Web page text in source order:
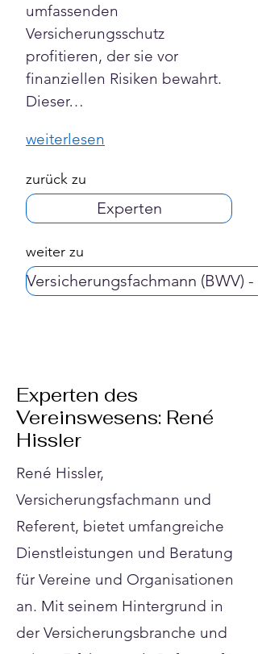
umfassenden
Versicherungsschutz
profitieren, der sie vor
finanziellen Risiken bewahrt.
Dieser…
weiterlesen
zurück zu
Experten
weiter zu
Versicherungsfachmann (BWV) -
Experten des
Vereinswesens: René
Hissler
René Hissler,
Versicherungsfachmann und
Referent, bietet umfangreiche
Dienstleistungen und Beratung
für Vereine und Organisationen
an. Mit seinem Hintergrund in
der Versicherungsbranche und